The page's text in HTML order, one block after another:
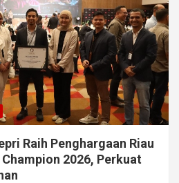
Raih Penghargaan Riau
2026, Perkuat